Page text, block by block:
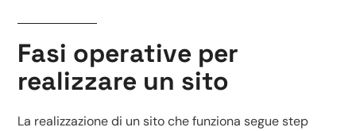
Fasi operative per
realizzare un sito
La realizzazione di un sito che funziona segue step